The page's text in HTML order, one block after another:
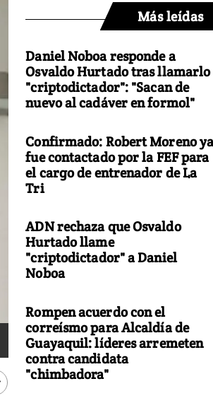
Más leídas
Daniel Noboa responde a
Osvaldo Hurtado tras llamarlo
"criptodictador": "Sacan de
nuevo al cadáver en formol"
Confirmado: Robert Moreno
fue contactado por la FEF para
el cargo de entrenador de La
Tri
ADN rechaza que Osvaldo
Hurtado llame
"criptodictador" a Daniel
Noboa
Rompen acuerdo con el
correísmo para Alcaldía de
Guayaquil: líderes arremeten
contra candidata
"chimbadora"